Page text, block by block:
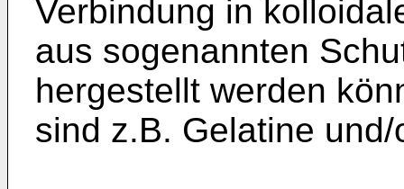
Verbindung in
aus sogenannten
hergestellt werden
sind z.B. Gelatine